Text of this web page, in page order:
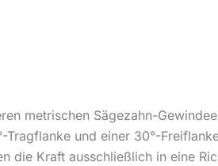
metrischen Sägezahn-
und einer 30°-
die Kraft ausschließlich in eine